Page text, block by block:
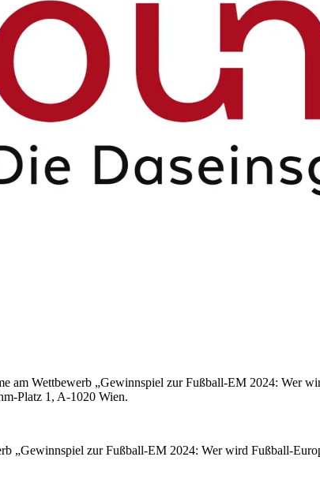
am Wettbewerb „Gewinnspiel zur Fußball-EM 2024: Wer
Platz 1, A-1020 Wien.
„Gewinnspiel zur Fußball-EM 2024: Wer wird Fußball-